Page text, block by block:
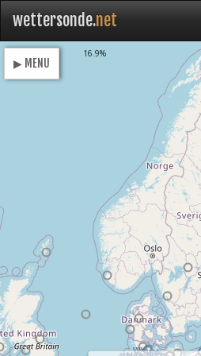
wettersonde.net
▶ MENU
16.9%